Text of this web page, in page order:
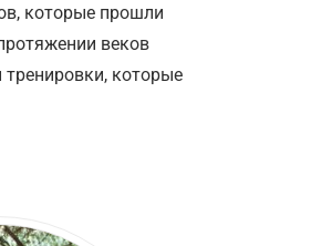
которые прошли
веков
которые